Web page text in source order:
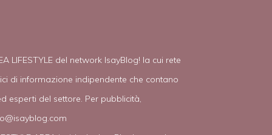
LIFESTYLE del network IsayBlog! la cui rete
di informazione indipendente che contano
esperti del settore. Per pubblicità,